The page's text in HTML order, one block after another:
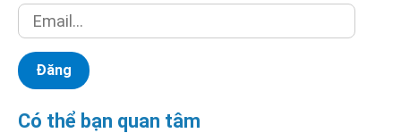
Có thể bạn quan tâm